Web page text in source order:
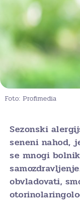
Foto: Profimedia
Sezonski
seneni nahod,
se mnogi
obvladovati,